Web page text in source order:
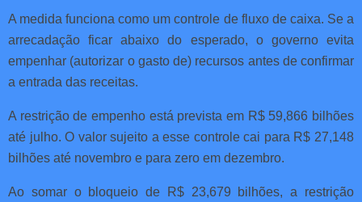
A medida funciona como um controle de fluxo de caixa. Se a
arrecadação ficar abaixo do esperado, o governo evita
empenhar (autorizar o gasto de) recursos antes de confirmar
a entrada das receitas.
A restrição de empenho está prevista em R$ 59,866 bilhões
até julho. O valor sujeito a esse controle cai para R$ 27,148
bilhões até novembro e para zero em dezembro.
Ao somar o bloqueio de R$ 23,679 bilhões, a restrição